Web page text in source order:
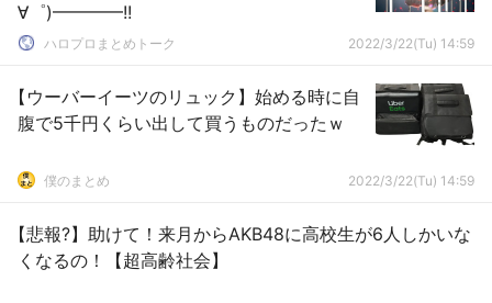
∀゜)━━━━!!
ハロプロまとめトーク 2022/3/22(Tu) 14:59
【ウーバーイーツのリュック】始める時に自
腹で5千円くらい出して買うものだったｗ
僕のまとめ 2022/3/22(Tu) 14:59
【悲報?】助けて！来月からAKB48に高校生が6人しかいな
くなるの！【超高齢社会】